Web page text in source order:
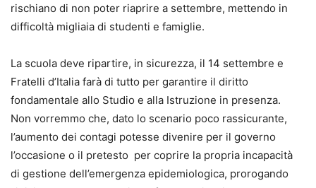
rischiano di non poter riaprire a settembre, mettendo in
difficoltà migliaia di studenti e famiglie.
La scuola deve ripartire, in sicurezza, il 14 settembre e
Fratelli d’Italia farà di tutto per garantire il diritto
fondamentale allo Studio e alla Istruzione in presenza.
Non vorremmo che, dato lo scenario poco rassicurante,
l’aumento dei contagi potesse divenire per il governo
l’occasione o il pretesto per coprire la propria incapacità
di gestione dell’emergenza epidemiologica, prorogando